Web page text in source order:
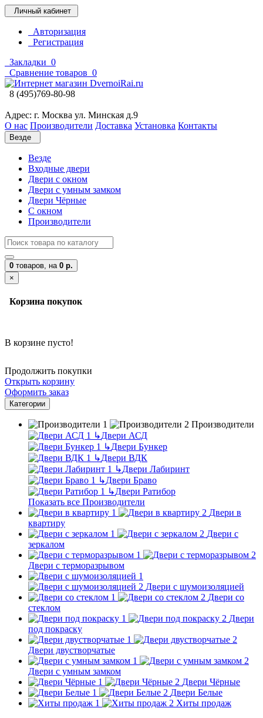
Личный кабинет
Авторизация
Регистрация
Закладки 0
Сравнение товаров 0
8 (495)769-80-98
Адрес: г. Москва ул. Минская д.9
О нас Производители Доставка Установка Контакты
Везде
Везде
Входные двери
Двери с окном
Двери с умным замком
Двери Чёрные
C окном
Производители
0 товаров, на 0 р.
×
Корзина покупок
В корзине пусто!
Продолжить покупки
Открыть корзину
Оформить заказ
Категории
Производители
↳Двери АСД
↳Двери Бункер
↳Двери ВДК
↳Двери Лабиринт
↳Двери Браво
↳Двери Ратибор
Показать все Производители
Двери в
квартиру
Двери с
зеркалом
Двери с терморазрывом
Двери с шумоизоляцией
Двери со
стеклом
Двери
под покраску
Двери двустворчатые
Двери с умным замком
Двери Чёрные
Двери Белые
Хиты продаж